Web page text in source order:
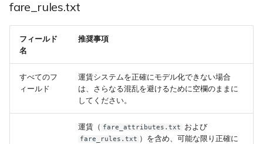
fare_rules.txt
フィールド
名
推奨事項
すべてのフ
ィールド
運賃システムを正確にモデル化できない場合
は、さらなる混乱を避けるために空欄のままに
してください。
運賃（ fare_attributes.txt および
fare_rules.txt ）を含め、可能な限り正確に